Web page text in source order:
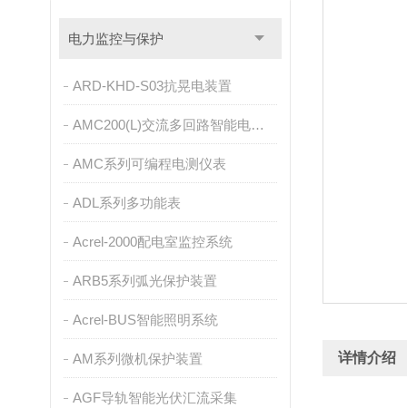
电力监控与保护
ARD-KHD-S03抗晃电装置
AMC200(L)交流多回路智能电量采集监控装置
AMC系列可编程电测仪表
ADL系列多功能表
Acrel-2000配电室监控系统
ARB5系列弧光保护装置
Acrel-BUS智能照明系统
AM系列微机保护装置
AGF导轨智能光伏汇流采集
详情介绍